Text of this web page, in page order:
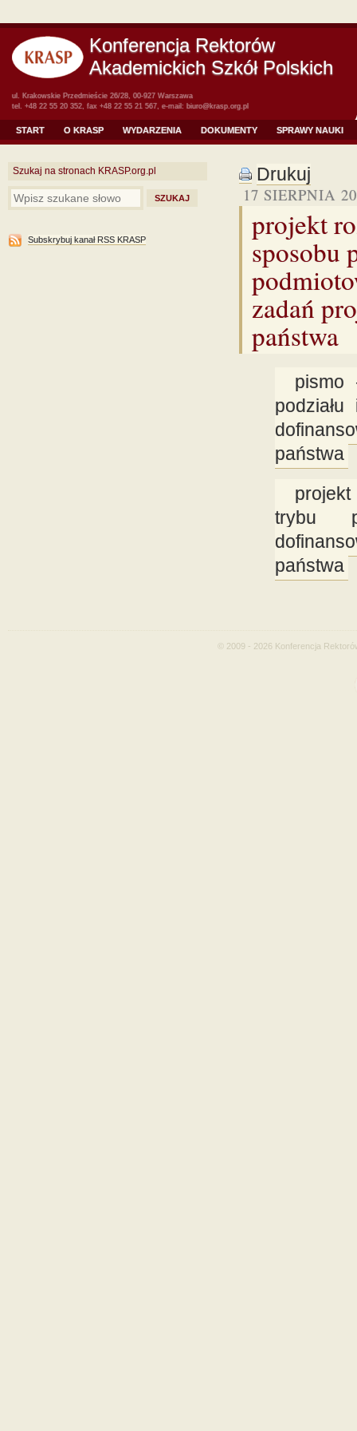
Konferencja Rektorów
Akademickich Szkół Polskich
ul. Krakowskie Przedmieście 26/28, 00-927 Warszawa
tel. +48 22 55 20 352, fax +48 22 55 21 567, e-mail: biuro@krasp.org.pl
START O KRASP WYDARZENIA DOKUMENTY SPRAWY NAUKI
Szukaj na stronach KRASP.org.pl
Subskrybuj kanał RSS KRASP
Drukuj
17 SIERPNIA
projekt
sposobu
zadań
państwa
pismo
państwa
trybu
państwa
© 2009 - 2026 Konferencja